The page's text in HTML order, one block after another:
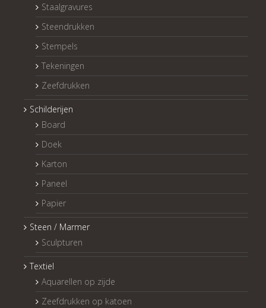
Staalgravures
Steendrukken
Stempels
Tekeningen
Zeefdrukken
Schilderijen
Board
Doek
Karton
Paneel
Papier
Steen / Marmer
Sculpturen
Textiel
Aquarellen op zijde
Zeefdrukken op katoen